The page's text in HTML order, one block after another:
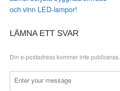
navigation
och vinn LED-lampor!
LÄMNA ETT SVAR
Din e-postadress kommer inte publiceras.
Kommentar